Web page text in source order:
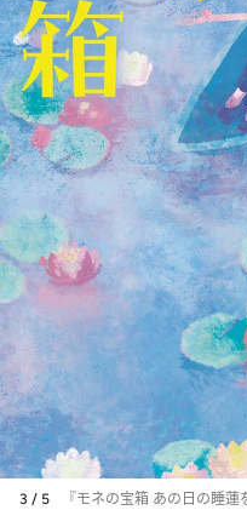
3 / 5 『モネの宝箱 あの日の睡